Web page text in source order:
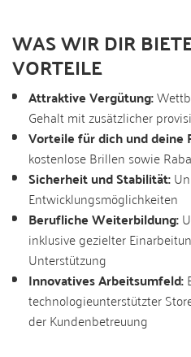
WAS WIR DIR
VORTEILE
Attraktive Vergütung:
Gehalt mit zusätzlicher
Vorteile für dich und deine
kostenlose Brillen sowie
Sicherheit und Stabilität:
Entwicklungsmöglichkeiten
Berufliche Weiterbildung:
inklusive gezielter
Unterstützung
Innovatives Arbeitsumfeld:
technologieunterstützter
der Kundenbetreuung